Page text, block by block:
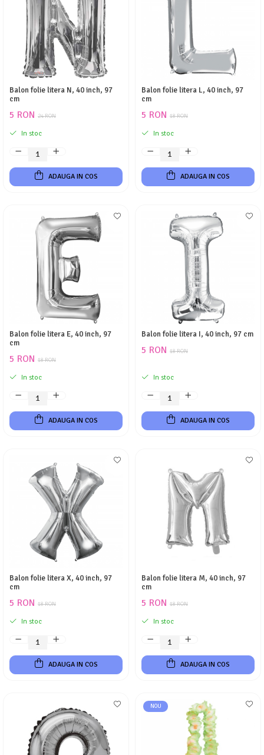
Costume Printi
Costume Vrajitoare Copii
Costume pentru Halloween
Costume Populare
Baloane latex
Pinata petreceri
Balon folie litera N, 40 inch, 97
cm
24 RON
5 RON
In stoc
ADAUGA IN COS
Balon folie litera L, 40 inch, 97
cm
18 RON
5 RON
In stoc
ADAUGA IN COS
Balon folie litera E, 40 inch, 97
cm
18 RON
5 RON
In stoc
ADAUGA IN COS
Balon folie litera I, 40 inch, 97 cm
18 RON
5 RON
In stoc
ADAUGA IN COS
Balon folie litera X, 40 inch, 97
cm
18 RON
5 RON
In stoc
ADAUGA IN COS
Balon folie litera M, 40 inch, 97
cm
18 RON
5 RON
In stoc
ADAUGA IN COS
NOU